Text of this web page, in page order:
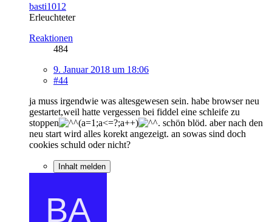
basti1012
Erleuchteter
Reaktionen
484
9. Januar 2018 um 18:06
#44
ja muss irgendwie was altesgewesen sein. habe browser neu
gestartet,weil hatte vergessen bei fiddel eine schleife zu
stoppen
(a=1;a<=?;a++)
. schön blöd. aber nach den
neu start wird alles korekt angezeigt. an sowas sind doch
cookies schuld oder nicht?
Inhalt melden